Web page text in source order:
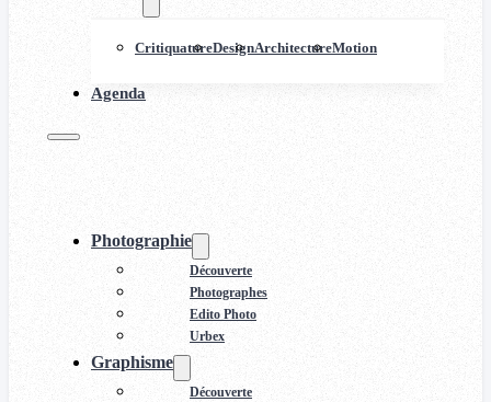
CritiquatureDesignArchitectureMotion
Agenda
Photographie
Découverte
Photographes
Edito Photo
Urbex
Graphisme
Découverte